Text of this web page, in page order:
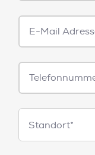
E-
Mail*
Telefonnummer
Standorte
Standort*